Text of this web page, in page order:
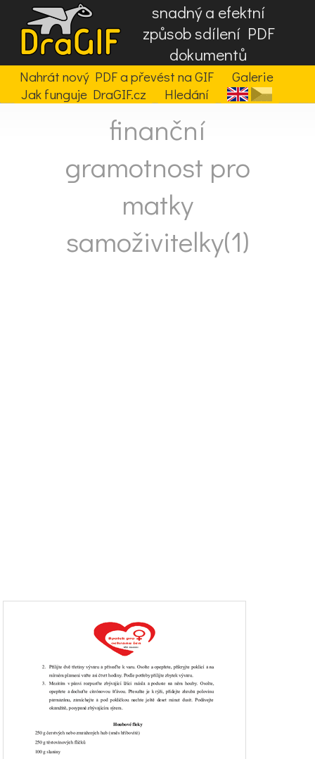
snadný a efektní
způsob sdílení PDF
dokumentů
Nahrát nový PDF a převést na GIF
Galerie
Jak funguje DraGIF.cz
Hledání
finanční
gramotnost pro
matky
samoživitelky(1)